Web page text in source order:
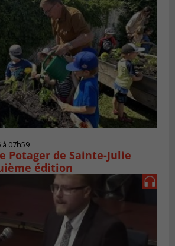
07h59
Potager de Sainte-Julie
édition